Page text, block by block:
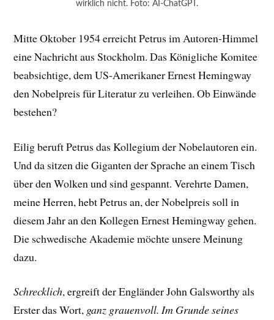
wirklich nicht. Foto: AI-ChatGPT.
Mitte Oktober 1954 erreicht Petrus im Autoren-Himmel
eine Nachricht aus Stockholm. Das Königliche Komitee
beabsichtige, dem US-Amerikaner Ernest Hemingway
den Nobelpreis für Literatur zu verleihen. Ob Einwände
bestehen?
Eilig beruft Petrus das Kollegium der Nobelautoren ein.
Und da sitzen die Giganten der Sprache an einem Tisch
über den Wolken und sind gespannt. Verehrte Damen,
meine Herren, hebt Petrus an, der Nobelpreis soll in
diesem Jahr an den Kollegen Ernest Hemingway gehen.
Die schwedische Akademie möchte unsere Meinung
dazu.
Schrecklich, ergreift der Engländer John Galsworthy als
Erster das Wort, ganz grauenvoll. Im Grunde seines